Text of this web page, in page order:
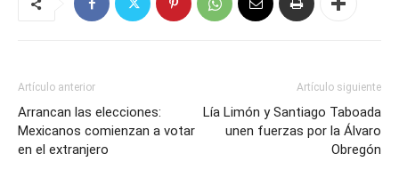
Artículo anterior
Arrancan las elecciones:
Mexicanos comienzan a votar
en el extranjero
Artículo siguiente
Lía Limón y Santiago Taboada
unen fuerzas por la Álvaro
Obregón